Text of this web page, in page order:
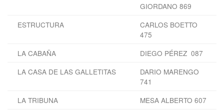
GIORDANO 869
ESTRUCTURA
CARLOS BOETTO
475
LA CABAÑA
DIEGO PÉREZ 087
LA CASA DE LAS GALLETITAS
DARIO MARENGO
741
LA TRIBUNA
MESA ALBERTO 607